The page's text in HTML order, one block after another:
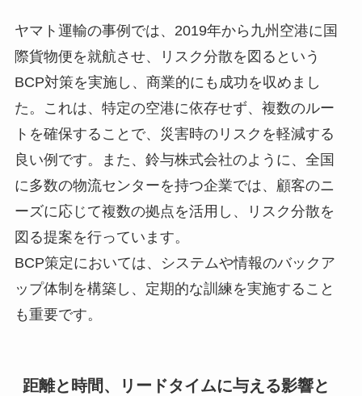
ヤマト運輸の事例では、2019年から九州空港に国
際貨物便を就航させ、リスク分散を図るという
BCP対策を実施し、商業的にも成功を収めまし
た。これは、特定の空港に依存せず、複数のルー
トを確保することで、災害時のリスクを軽減する
良い例です。また、鈴与株式会社のように、全国
に多数の物流センターを持つ企業では、顧客のニ
ーズに応じて複数の拠点を活用し、リスク分散を
図る提案を行っています。
BCP策定においては、システムや情報のバックア
ップ体制を構築し、定期的な訓練を実施すること
も重要です。
距離と時間、リードタイムに与える影響と